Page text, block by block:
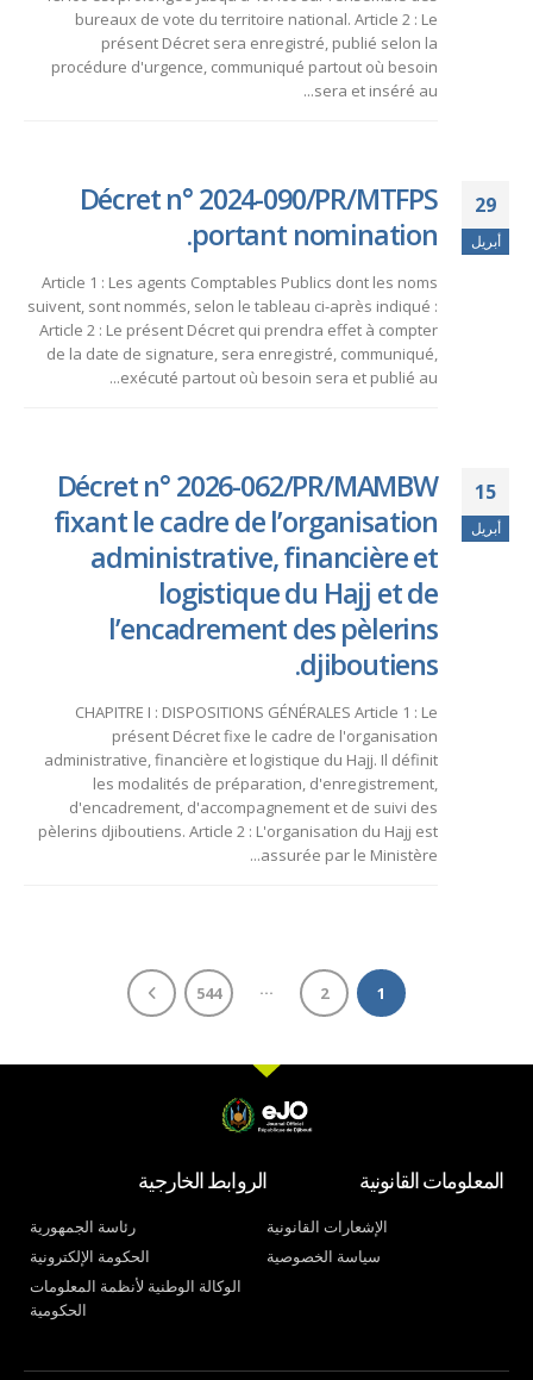
bureaux de vote du territoire national. Article 2 : Le
présent Décret sera enregistré, publié selon la
procédure d'urgence, communiqué partout où besoin
sera et inséré au...
29
أبريل
Décret n° 2024-090/PR/MTFPS
portant nomination.
Article 1 : Les agents Comptables Publics dont les noms
suivent, sont nommés, selon le tableau ci-après indiqué :
Article 2 : Le présent Décret qui prendra effet à compter
de la date de signature, sera enregistré, communiqué,
exécuté partout où besoin sera et publié au...
15
أبريل
Décret n° 2026-062/PR/MAMBW
fixant le cadre de l’organisation
administrative, financière et
logistique du Hajj et de
l’encadrement des pèlerins
djiboutiens.
CHAPITRE I : DISPOSITIONS GÉNÉRALES Article 1 : Le
présent Décret fixe le cadre de l'organisation
administrative, financière et logistique du Hajj. Il définit
les modalités de préparation, d'enregistrement,
d'encadrement, d'accompagnement et de suivi des
pèlerins djiboutiens. Article 2 : L'organisation du Hajj est
assurée par le Ministère...
1
2
…
544
المعلومات القانونية
الإشعارات القانونية
سياسة الخصوصية
الروابط الخارجية
رئاسة الجمهورية
الحكومة الإلكترونية
الوكالة الوطنية لأنظمة المعلومات
الحكومية